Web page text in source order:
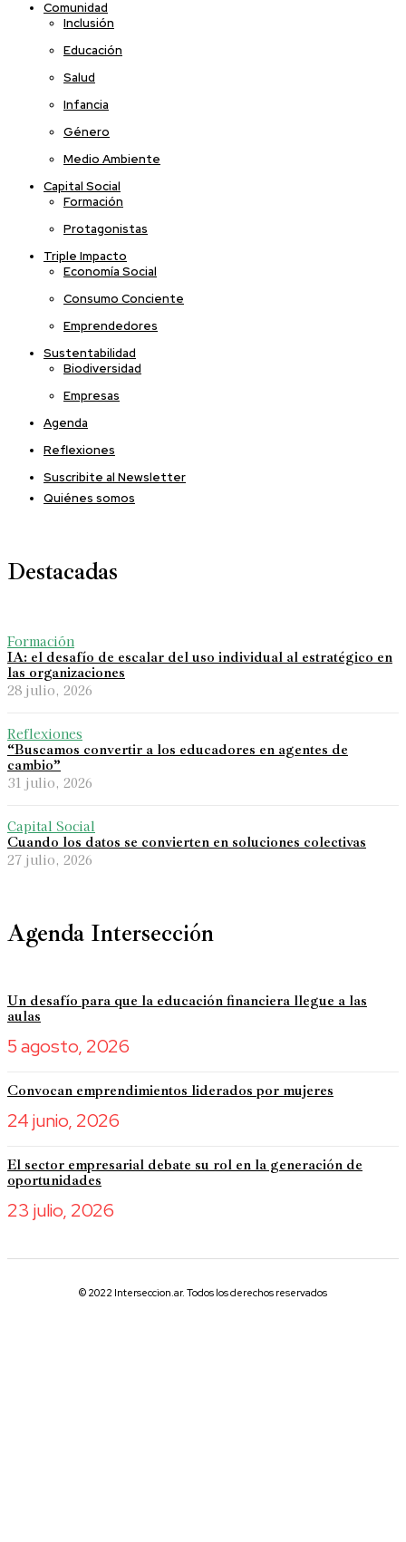
Comunidad
Inclusión
Educación
Salud
Infancia
Género
Medio Ambiente
Capital Social
Formación
Protagonistas
Triple Impacto
Economía Social
Consumo Conciente
Emprendedores
Sustentabilidad
Biodiversidad
Empresas
Agenda
Reflexiones
Suscribite al Newsletter
Quiénes somos
Destacadas
Formación
IA: el desafío de escalar del uso individual al estratégico en
las organizaciones
28 julio, 2026
Reflexiones
“Buscamos convertir a los educadores en agentes de
cambio”
31 julio, 2026
Capital Social
Cuando los datos se convierten en soluciones colectivas
27 julio, 2026
Agenda Intersección
Un desafío para que la educación financiera llegue a las
aulas
5 agosto, 2026
Convocan emprendimientos liderados por mujeres
24 junio, 2026
El sector empresarial debate su rol en la generación de
oportunidades
23 julio, 2026
© 2022 Interseccion.ar. Todos los derechos reservados